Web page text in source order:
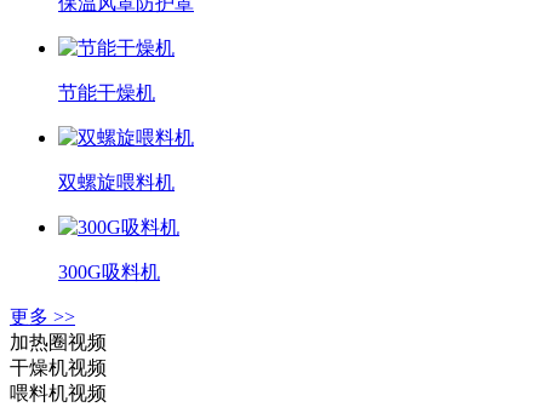
节能干燥机
双螺旋喂料机
300G吸料机
更多 >>
加热圈视频
干燥机视频
喂料机视频